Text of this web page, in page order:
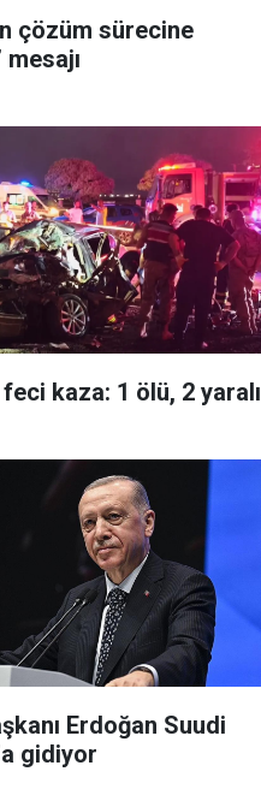
çözüm sürecine
mesajı
feci kaza: 1 ölü, 2 yaralı
Erdoğan Suudi
gidiyor